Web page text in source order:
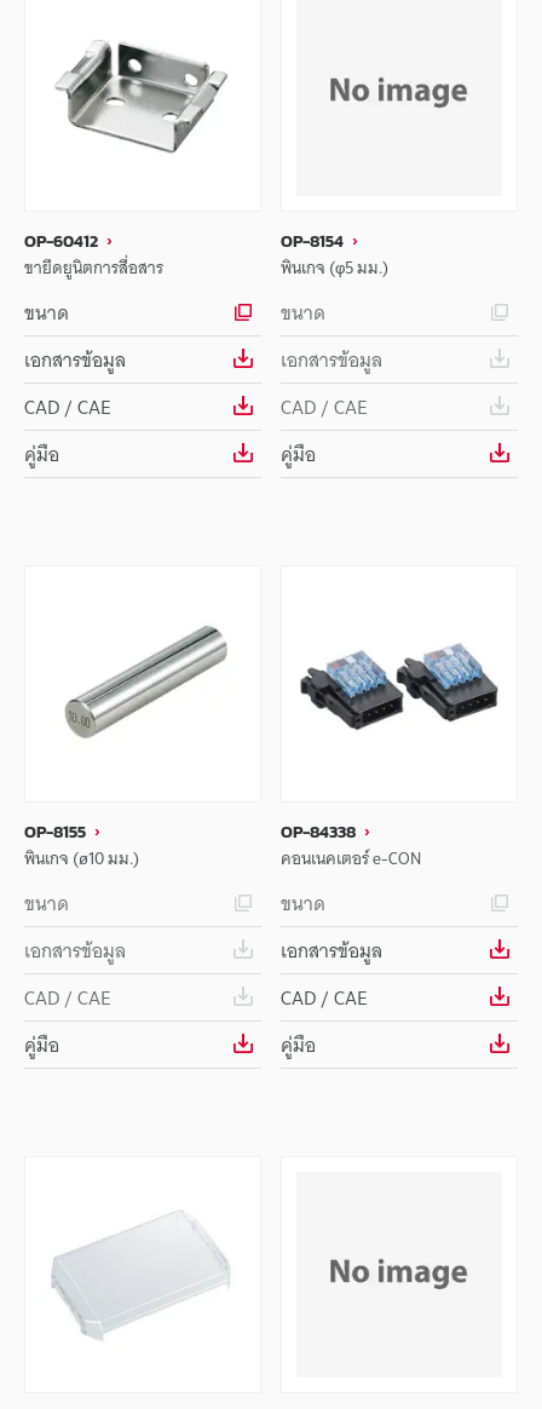
OP-60412
ขายึดยูนิตการสื่อสาร
ขนาด
เอกสารข้อมูล
CAD / CAE
คู่มือ
OP-8154
พินเกจ (φ5 มม.)
ขนาด
เอกสารข้อมูล
CAD / CAE
คู่มือ
OP-8155
พินเกจ (ø10 มม.)
ขนาด
เอกสารข้อมูล
CAD / CAE
คู่มือ
OP-84338
คอนเนคเตอร์ e-CON
ขนาด
เอกสารข้อมูล
CAD / CAE
คู่มือ